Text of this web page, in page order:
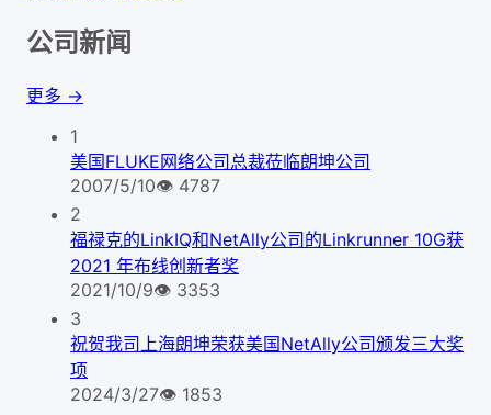
公司新闻
更多 →
1
美国FLUKE网络公司总裁莅临朗坤公司
2007/5/10👁 4787
2
福禄克的LinkIQ和NetAlly公司的Linkrunner 10G获
2021 年布线创新者奖
2021/10/9👁 3353
3
祝贺我司上海朗坤荣获美国NetAlly公司颁发三大奖
项
2024/3/27👁 1853